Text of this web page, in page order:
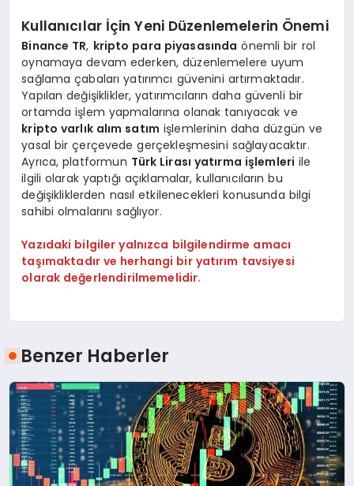
Kullanıcılar İçin Yeni Düzenlemelerin Önemi
Binance TR, kripto para piyasasında önemli bir rol
oynamaya devam ederken, düzenlemelere uyum
sağlama çabaları yatırımcı güvenini artırmaktadır.
Yapılan değişiklikler, yatırımcıların daha güvenli bir
ortamda işlem yapmalarına olanak tanıyacak ve
kripto varlık alım satım işlemlerinin daha düzgün ve
yasal bir çerçevede gerçekleşmesini sağlayacaktır.
Ayrıca, platformun Türk Lirası yatırma işlemleri ile
ilgili olarak yaptığı açıklamalar, kullanıcıların bu
değişikliklerden nasıl etkilenecekleri konusunda bilgi
sahibi olmalarını sağlıyor.
Yazıdaki bilgiler yalnızca bilgilendirme amacı
taşımaktadır ve herhangi bir yatırım tavsiyesi
olarak değerlendirilmemelidir.
Benzer Haberler